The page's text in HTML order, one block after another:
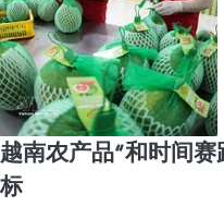
越南农产品“和时间
标